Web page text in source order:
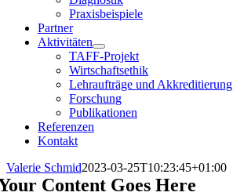
Praxisbeispiele
Partner
Aktivitäten
TAFF-Projekt
Wirtschaftsethik
Lehraufträge und Akkreditierung
Forschung
Publikationen
Referenzen
Kontakt
Valerie Schmid2023-03-25T10:23:45+01:00
Content Goes Here